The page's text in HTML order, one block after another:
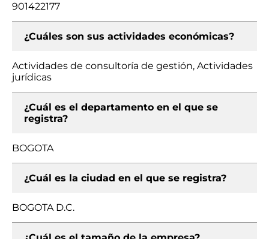
901422177
¿Cuáles son sus actividades económicas?
Actividades de consultoría de gestión, Actividades
jurídicas
¿Cuál es el departamento en el que se
registra?
BOGOTA
¿Cuál es la ciudad en el que se registra?
BOGOTA D.C.